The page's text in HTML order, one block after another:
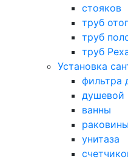
стояков
труб
труб
труб
Установка
фильтра
душевой
ванны
раковины
унитаза